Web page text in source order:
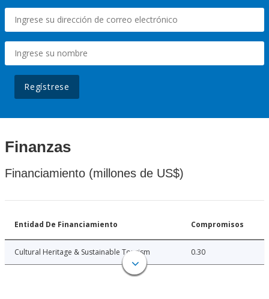
Regístrese
Finanzas
Financiamiento (millones de US$)
Entidad De Financiamiento Compromisos
Cultural Heritage & Sustainable Tourism 0.30